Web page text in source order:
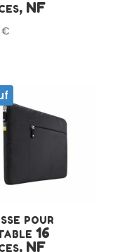
NF
€
pour
16
NF